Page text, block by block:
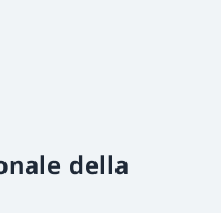
della